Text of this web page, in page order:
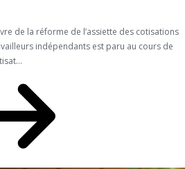
de la réforme de l’assiette des cotisations
indépendants est paru au cours de